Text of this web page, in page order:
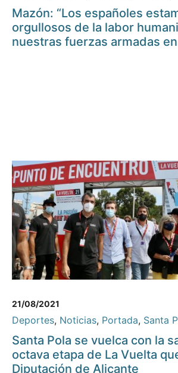
Mazón: “Los españoles
orgullosos de la labor
nuestras fuerzas armadas
21/08/2021
Deportes, Noticias, Portada, Santa
Santa Pola se vuelca con la
octava etapa de La Vuelta
Diputación de Alicante